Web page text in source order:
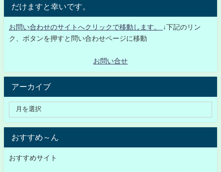
だけますと幸いです。
お問い合わせのサイトへクリックで移動します。
↓下記のリン
ク、ボタンを押すと問い合わせページに移動
お問い合せ
アーカイブ
おすすめ～ん
おすすめサイト